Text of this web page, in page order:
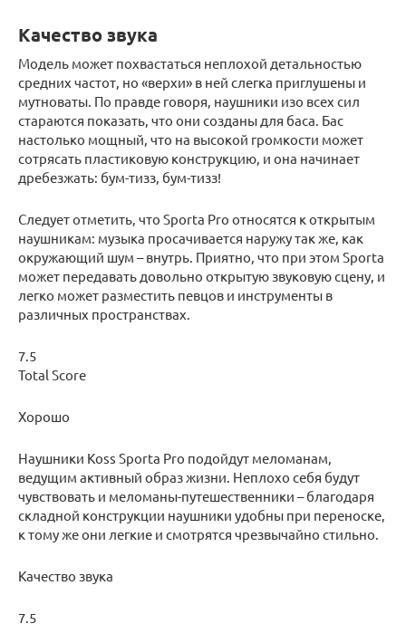
Качество звука
Модель может похвастаться неплохой детальностью
средних частот, но «верхи» в ней слегка приглушены и
мутноваты. По правде говоря, наушники изо всех сил
стараются показать, что они созданы для баса. Бас
настолько мощный, что на высокой громкости может
сотрясать пластиковую конструкцию, и она начинает
дребезжать: бум-тизз, бум-тизз!
Следует отметить, что Sporta Pro относятся к открытым
наушникам: музыка просачивается наружу так же, как
окружающий шум – внутрь. Приятно, что при этом Sporta
может передавать довольно открытую звуковую сцену, и
легко может разместить певцов и инструменты в
различных пространствах.
7.5
Total Score
Хорошо
Наушники Koss Sporta Pro подойдут меломанам,
ведущим активный образ жизни. Неплохо себя будут
чувствовать и меломаны-путешественники – благодаря
складной конструкции наушники удобны при переноске,
к тому же они легкие и смотрятся чрезвычайно стильно.
Качество звука
7.5